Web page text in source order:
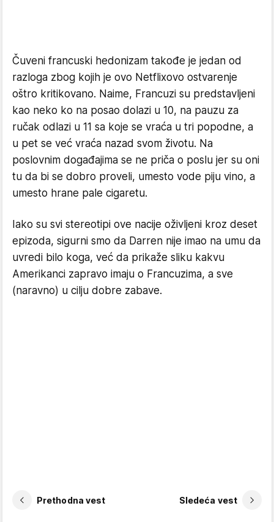
Čuveni francuski hedonizam takođe je jedan od
razloga zbog kojih je ovo Netflixovo ostvarenje
oštro kritikovano. Naime, Francuzi su predstavljeni
kao neko ko na posao dolazi u 10, na pauzu za
ručak odlazi u 11 sa koje se vraća u tri popodne, a
u pet se već vraća nazad svom životu. Na
poslovnim događajima se ne priča o poslu jer su oni
tu da bi se dobro proveli, umesto vode piju vino, a
umesto hrane pale cigaretu.
Iako su svi stereotipi ove nacije oživljeni kroz deset
epizoda, sigurni smo da Darren nije imao na umu da
uvredi bilo koga, već da prikaže sliku kakvu
Amerikanci zapravo imaju o Francuzima, a sve
(naravno) u cilju dobre zabave.
Prethodna vest Sledeća vest